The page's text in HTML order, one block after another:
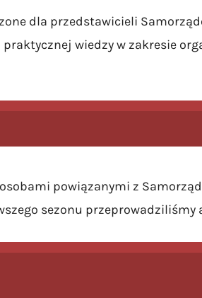
dla przedstawicieli
wiedzy w zakresie
powiązanymi z
sezonu przeprowadziliśmy